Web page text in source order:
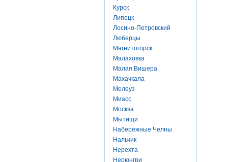
Курск
Липецк
Лосино-Петровский
Люберцы
Магнитогорск
Малаховка
Малая Вишера
Махачкала
Мелеуз
Миасс
Москва
Мытищи
Набережные Челны
Нальчик
Нерехта
Нерюнгри